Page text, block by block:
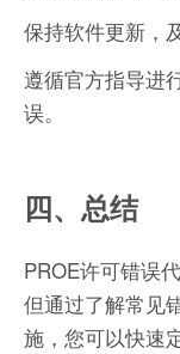
保持软件更新，
遵循官方指导进
误。
四、总结
PROE许可错误
但通过了解常见
施，您可以快速